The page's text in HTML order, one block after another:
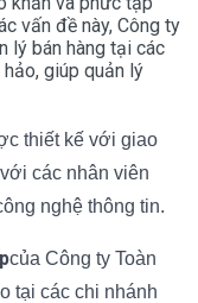
vấn đề này, Công ty
lý bán hàng tại các
giúp quản lý
thiết kế với giao
các nhân viên
nghệ thông tin.
của Công ty Toàn
tại các chi nhánh